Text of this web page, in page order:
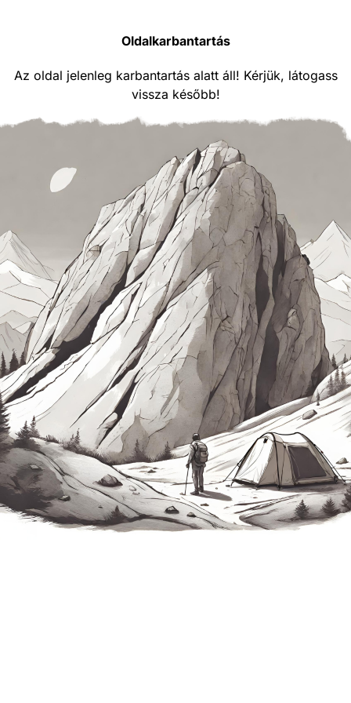
Oldalkarbantartás
Az oldal jelenleg karbantartás alatt áll! Kérjük, látogass
vissza később!